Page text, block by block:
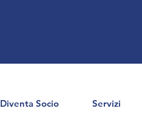
Diventa Socio Servizi